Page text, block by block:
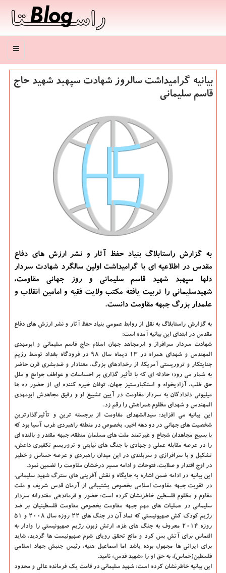
منو
بیانیه گرامیداشت سالروز شهادت سپهبد شهید حاج
قاسم سلیمانی
به گزارش راستابلاگ بنیاد حفظ آثار و نشر ارزش های دفاع
مقدس در اطلاعیه ای با گرامیداشت اولین سالگرد شهادت سردار
دلها سپهبد شهید قاسم سلیمانی و روز جهانی مقاومت،
شهیدسلیمانی را تربیت یافته مکتب ولایت فقیه و امامین انقلاب و
علمدار بزرگ جبهه مقاومت دانست.
به گزارش راستابلاگ به نقل از روابط عمومی بنیاد حفظ آثار و نشر ارزش های دفاع
مقدس در ابتدای این بیانیه آمده است:
شهادت سردار سرافراز و ابرمجاهد جهان اسلام حاج قاسم سلیمانی و ابومهدی
المهندس و شهدای همراه در ۱۳ دیماه سال ۹۸ در فرودگاه بغداد توسط رژیم
جنایتکار و تروریستی آمریکا، از رخدادهای بزرگ، معنادار و ضدبشری قرن حاضر
به شمار می رود؛ حادثه ای که با تأثیر گذاری بر احساسات و عواطف جوامع و ملل
حق طلب، آزادیخواه و استکبارستیز جهان، توفان خیره کننده ای از حضور ده ها
میلیونی دلدادگان به سردار مقاومت در آیین تشییع او و رفیق مجاهدش ابومهدی
المهندس و شهدای مظلوم همراهش را رقم زد.
این بیانیه می افزاید: سیدالشهدای مقاومت از برجسته ترین و تأثیرگذارترین
شخصیت های جهانی در دو دهه اخیر، بخصوص در منطقه راهبردی غرب آسیا بود که
با بسیج مجاهدان شجاع و غیرتمند ملت های مسلمان منطقه، جبهه مقتدر و بالنده ای
را در عرصه مقابله عملی و جهادی با جنگ های نیابتی و تروریسم تکفیری داعش،
تشکیل و با سرافرازی و سربلندی در این میدان راهبردی و عرصه حساس و خطیر
در اوج اقتدار و صلابت، فتوحات و ادامه مسیر درخشان مقاومت را تضمین نمود.
این بیانیه در ادامه ضمن اشاره به جایگاه و نقش آفرینی های سترگ شهید سلیمانی،
در تقویت جبهه مقاومت اسلامی بخصوص پشتیبانی از آرمان قدس شریف و ملت
مقاوم و مظلوم فلسطین خاطرنشان کرده است: حضور و فرماندهی مقتدرانه سردار
سلیمانی در عملیات های مهم جبهه مقاومت بخصوص مقاومت فلسطینیان بر ضد
رژیم کودک کش صهیونیستی که نماد آن در جنگ های ۲۲ روزه سال ۲۰۰۸ و ۵۱
روزه ۲۰۱۴ معروف به جنگ های غزه، ارتش زبون رژیم صهیونیستی را وادار به
التماس برای آتش بس کرد و مانع تحقق رویای شوم صهیونیست ها گردید، شاید
برای ایرانی ها مجهول بوده باشد اما اسماعیل هنیه، رئیس جنبش جهاد اسلامی
فلسطین(حماس)، به حق او را «شهید قدس» نامید.
این بیانیه خاطرنشان کرده است: شهید سلیمانی در قامت یک فرمانده عالی و محدود